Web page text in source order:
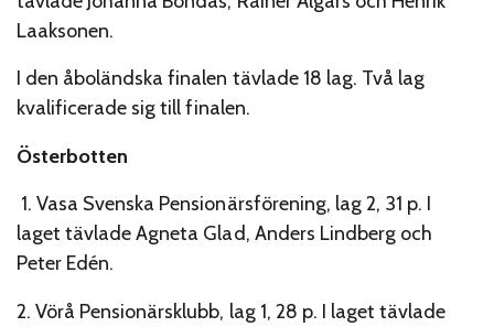
Laaksonen.
I den åboländska finalen tävlade 18 lag. Två lag
kvalificerade sig till finalen.
Österbotten
1. Vasa Svenska Pensionärsförening, lag 2, 31 p. I
laget tävlade Agneta Glad, Anders Lindberg och
Peter Edén.
2. Vörå Pensionärsklubb, lag 1, 28 p. I laget tävlade